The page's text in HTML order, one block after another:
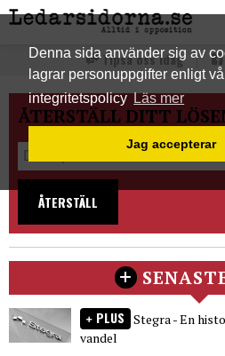
Denna sida använder sig av
lagrar personuppgifter enligt
integritetspolicyLäs mer
Jag accepterar
Tipsa oss idag
ÅTERSTÄLL DITT
ÅTERSTÄLL
PLUS Stegra - En
vandel